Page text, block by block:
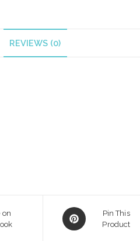
REVIEWS (0)
on
Opens
in
Pin This
Product